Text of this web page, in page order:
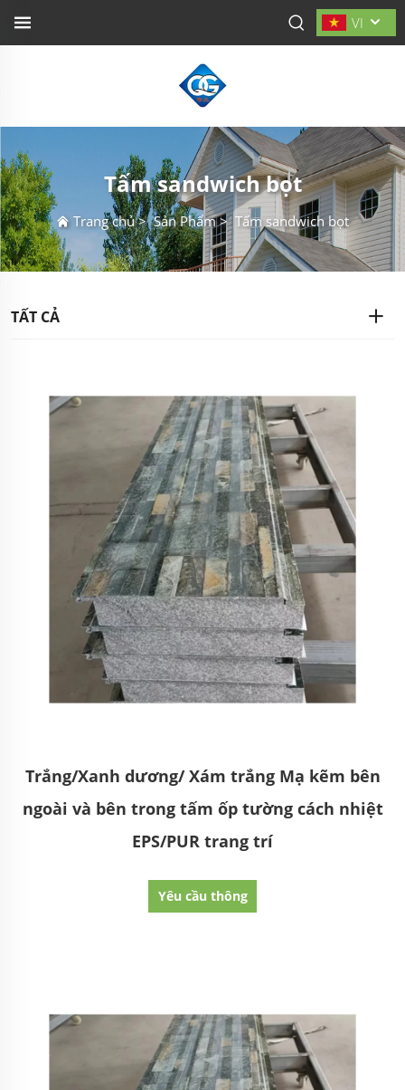
VI
Tấm sandwich bọt
Trang chủ>Sản Phẩm>Tấm sandwich bọt
TẤT CẢ
Trắng/Xanh dương/ Xám trắng Mạ kẽm bên
ngoài và bên trong tấm ốp tường cách nhiệt
EPS/PUR trang trí
Yêu cầu thông